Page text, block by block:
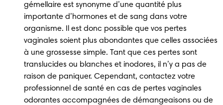
gémellaire est synonyme d’une quantité plus
importante d’hormones et de sang dans votre
organisme. Il est donc possible que vos pertes
vaginales soient plus abondantes que celles associées
à une grossesse simple. Tant que ces pertes sont
translucides ou blanches et inodores, il n’y a pas de
raison de paniquer. Cependant, contactez votre
professionnel de santé en cas de pertes vaginales
odorantes accompagnées de démangeaisons ou de